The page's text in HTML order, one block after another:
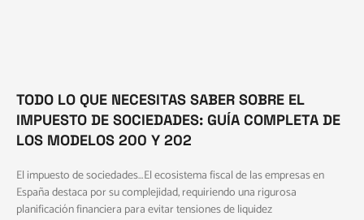
TODO LO QUE NECESITAS SABER SOBRE EL
IMPUESTO DE SOCIEDADES: GUÍA COMPLETA DE
LOS MODELOS 200 Y 202
El impuesto de sociedades…El ecosistema fiscal de las empresas en
España destaca por su complejidad, requiriendo una rigurosa
planificación financiera para evitar tensiones de liquidez